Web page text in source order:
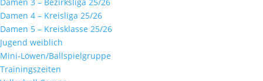
Damen 4 – Kreisliga 25/26
Damen 5 – Kreisklasse 25/26
Jugend weiblich
Mini-Löwen/Ballspielgruppe
Trainingszeiten